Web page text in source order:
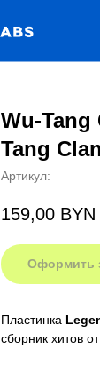
Wu-Tang
Tang
Артикул:
159,00 BYN
Оформить
Пластинка
сборник хитов